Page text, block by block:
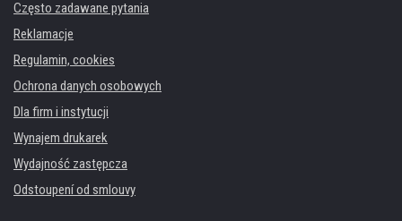
Często zadawane pytania
Reklamacje
Regulamin, cookies
Ochrona danych osobowych
Dla firm i instytucji
Wynajem drukarek
Wydajność zastępcza
Odstoupení od smlouvy